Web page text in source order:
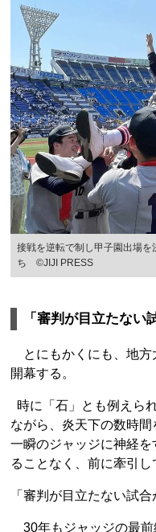
接戦を逆転で制し甲子園出場
ち ©JIJI PRESS
「審判が目立たない
とにもかくにも、地方
開幕する。
時に「石」とも例えら
ながら、炎天下の数時間
一瞬のジャッジに神経
ることなく、前に牽引し
「審判が目立たない試
30年もジャッジの最前